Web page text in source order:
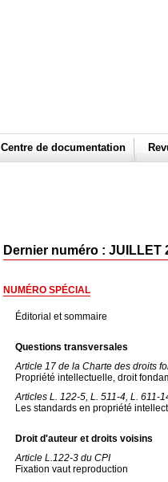
Centre de documentation
Dernier numéro : JUILLET
NUMÉRO SPÉCIAL
Éditorial et sommaire
Questions transversales
Article 17 de la Charte des droits
Propriété intellectuelle, droit
Articles L. 122-5, L. 511-4, L. 611-
Les standards en propriété
Droit d'auteur et droits voisins
Article L.122-3 du CPI
Fixation vaut reproduction